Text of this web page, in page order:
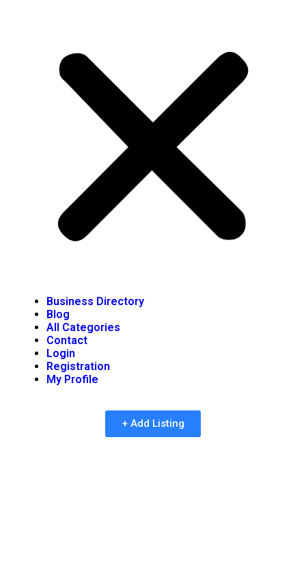
Business Directory
Blog
All Categories
Contact
Login
Registration
My Profile
+ Add Listing